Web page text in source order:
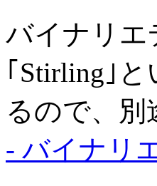
バイナリエ
｢Stirling｣
るので、
- バイナリ